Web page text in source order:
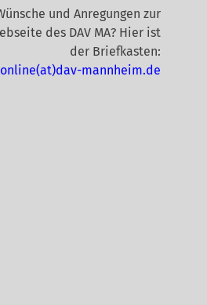
und Anregungen zur
des DAV MA? Hier ist
der Briefkasten:
online(at)dav-mannheim.de